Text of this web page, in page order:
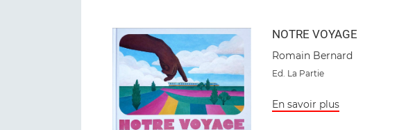
NOTRE VOYAGE
Romain Bernard
Ed. La Partie
En savoir plus